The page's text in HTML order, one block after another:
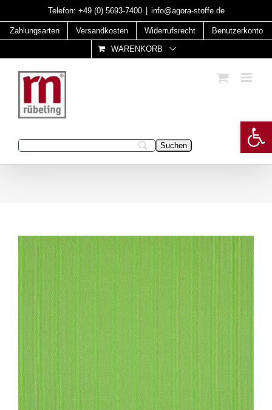
to
content
Telefon: +49 (0) 5693-7400 info@agora-stoffe.de
Zahlungsarten Versandkosten Widerrufsrecht
Benutzerkonto
WARENKORB